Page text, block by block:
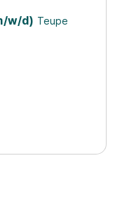
w/d) Teupe